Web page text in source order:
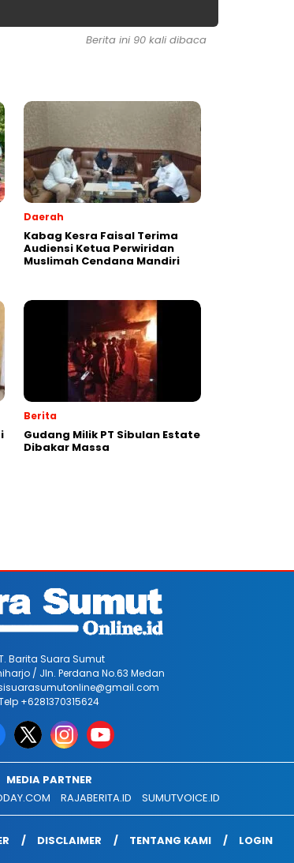
Berita ini 90 kali dibaca
Daerah
Kabag Kesra Faisal Terima
Audiensi Ketua Perwiridan
Muslimah Cendana Mandiri
Berita
Gudang Milik PT Sibulan Estate
Dibakar Massa
Barita Suara Sumut
/ Jln. Perdana No.63 Medan
+6281370315624
MEDIA PARTNER
RAJABERITA.ID SUMUTVOICE.ID
DISCLAIMER TENTANG KAMI LOGIN